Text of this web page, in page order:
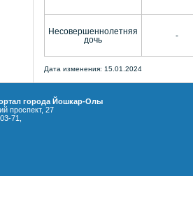
Несовершеннолетняя
дочь
-
Дата изменения: 15.01.2024
города Йошкар-Олы
проспект, 27
71,